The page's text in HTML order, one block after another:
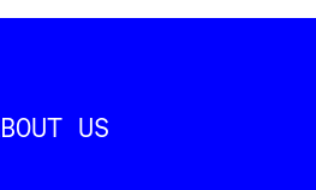
US